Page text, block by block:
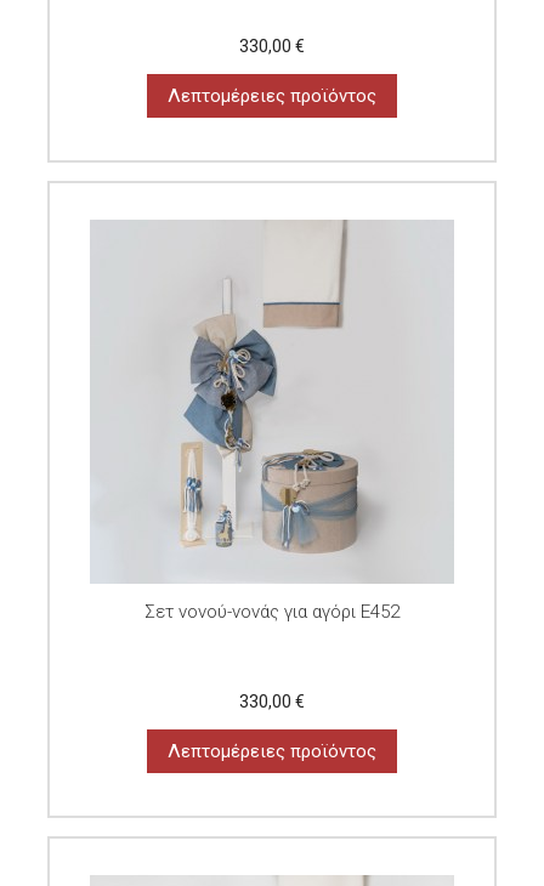
330,00 €
Λεπτομέρειες προϊόντος
Σετ νονού-νονάς για αγόρι E452
330,00 €
Λεπτομέρειες προϊόντος